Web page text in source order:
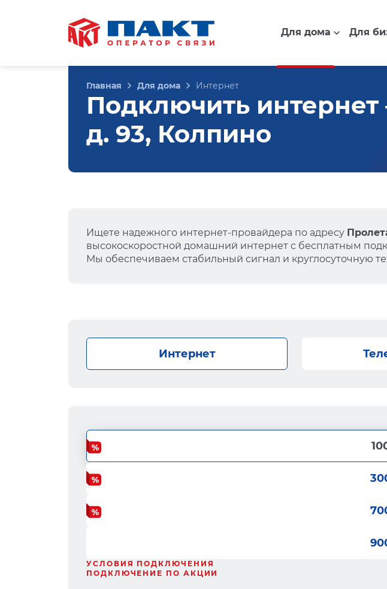
Для дома Для
Главная Для дома Интернет
Подключить
д. 93, Колпино
Ищете надежного интернет-провайдера по адресу
высокоскоростной домашний интернет с бесплатным
Мы обеспечиваем стабильный сигнал и круглосуточную
Интернет
УСЛОВИЯ ПОДКЛЮЧЕНИЯ
ПОДКЛЮЧЕНИЕ ПО АКЦИИ